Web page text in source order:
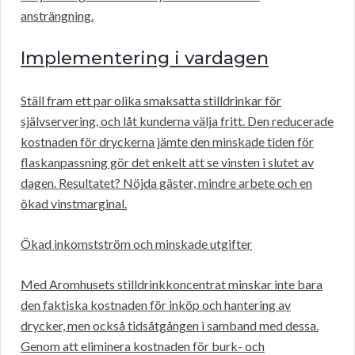
ansträngning.
Implementering i vardagen
Ställ fram ett par olika smaksatta stilldrinkar för
självservering, och låt kunderna välja fritt. Den reducerade
kostnaden för dryckerna jämte den minskade tiden för
flaskanpassning gör det enkelt att se vinsten i slutet av
dagen. Resultatet? Nöjda gäster, mindre arbete och en
ökad vinstmarginal.
Ökad inkomstström och minskade utgifter
Med Aromhusets stilldrinkkoncentrat minskar inte bara
den faktiska kostnaden för inköp och hantering av
drycker, men också tidsåtgången i samband med dessa.
Genom att eliminera kostnaden för burk- och